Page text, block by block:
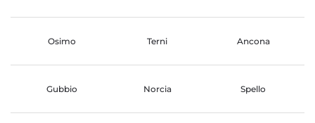
Osimo Terni Ancona
Gubbio Norcia Spello